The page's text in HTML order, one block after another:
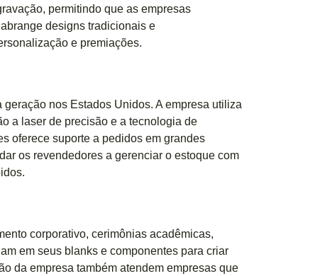
permitindo que as empresas
designs tradicionais e
e premiações.
nos Estados Unidos. A empresa utiliza
a laser de precisão e a tecnologia de
oferece suporte a pedidos em grandes
os revendedores a gerenciar o estoque com
corporativo, cerimônias acadêmicas,
em seus blanks e componentes para criar
da empresa também atendem empresas que